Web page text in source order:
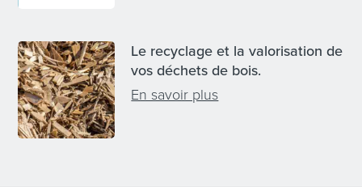
Le recyclage et la valorisation de
vos déchets de bois.
En savoir plus